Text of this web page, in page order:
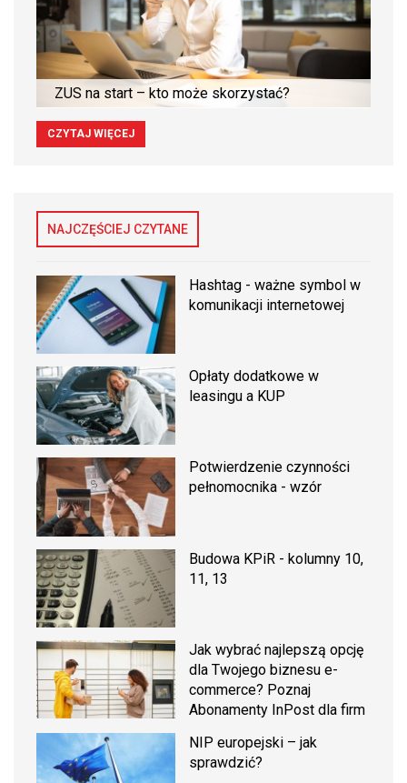
ZUS na start – kto może skorzystać?
CZYTAJ WIĘCEJ
NAJCZĘŚCIEJ CZYTANE
Hashtag - ważne symbol w
komunikacji internetowej
Opłaty dodatkowe w
leasingu a KUP
Potwierdzenie czynności
pełnomocnika - wzór
Budowa KPiR - kolumny 10,
11, 13
Jak wybrać najlepszą opcję
dla Twojego biznesu e-
commerce? Poznaj
Abonamenty InPost dla firm
NIP europejski – jak
sprawdzić?